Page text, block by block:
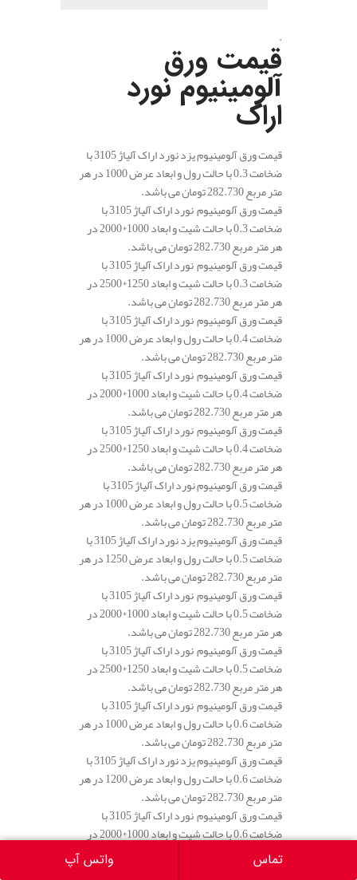
.
قیمت ورق
آلومینیوم نورد
اراک
قیمت ورق آلومینیوم یزد نورد اراک آلیاژ 3105 با
ضخامت 0.3 با حالت رول و ابعاد عرض 1000 در هر
متر مربع 282.730 تومان می باشد.
قیمت ورق آلومینیوم نورد اراک آلیاژ 3105 با
ضخامت 0.3 با حالت شیت و ابعاد 1000*2000 در
هر متر مربع 282.730 تومان می باشد.
قیمت ورق آلومینیوم نورد اراک آلیاژ 3105 با
ضخامت 0.3 با حالت شیت و ابعاد 1250*2500 در
هر متر مربع 282.730 تومان می باشد.
قیمت ورق آلومینیوم نورد اراک آلیاژ 3105 با
ضخامت 0.4 با حالت رول و ابعاد عرض 1000 در هر
متر مربع 282.730 تومان می باشد.
قیمت ورق آلومینیوم نورد اراک آلیاژ 3105 با
ضخامت 0.4 با حالت شیت و ابعاد 1000*2000 در
هر متر مربع 282.730 تومان می باشد.
قیمت ورق آلومینیوم نورد اراک آلیاژ 3105 با
ضخامت 0.4 با حالت شیت و ابعاد 1250*2500 در
هر متر مربع 282.730 تومان می باشد.
قیمت ورق آلومینیوم نورد اراک آلیاژ 3105 با
ضخامت 0.5 با حالت رول و ابعاد عرض 1000 در هر
متر مربع 282.730 تومان می باشد.
قیمت ورق آلومینیوم یزد نورد اراک آلیاژ 3105 با
ضخامت 0.5 با حالت رول و ابعاد عرض 1250 در هر
متر مربع 282.730 تومان می باشد.
قیمت ورق آلومینیوم نورد اراک آلیاژ 3105 با
ضخامت 0.5 با حالت شیت و ابعاد 1000*2000 در
هر متر مربع 282.730 تومان می باشد.
قیمت ورق آلومینیوم نورد اراک آلیاژ 3105 با
ضخامت 0.5 با حالت شیت و ابعاد 1250*2500 در
هر متر مربع 282.730 تومان می باشد.
قیمت ورق آلومینیوم نورد اراک آلیاژ 3105 با
ضخامت 0.6 با حالت رول و ابعاد عرض 1000 در هر
متر مربع 282.730 تومان می باشد.
قیمت ورق آلومینیوم یزد نورد اراک آلیاژ 3105 با
ضخامت 0.6 با حالت رول و ابعاد عرض 1200 در هر
متر مربع 282.730 تومان می باشد.
قیمت ورق آلومینیوم نورد اراک آلیاژ 3105 با
ضخامت 0.6 با حالت شیت و ابعاد 1000*2000 در
هر متر مربع 282.730 تومان می باشد.
قیمت ورق آلومینیوم نورد اراک آلیاژ 3105 با
تماس واتس آپ